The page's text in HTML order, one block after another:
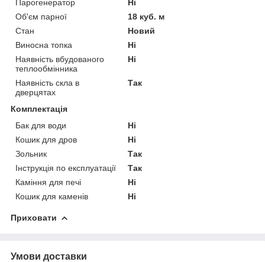
Парогенератор
Ні
Об'єм парної
18 куб. м
Стан
Новий
Виносна топка
Ні
Наявність вбудованого
теплообмінника
Ні
Наявність скла в
дверцятах
Так
Комплектація
Бак для води
Ні
Кошик для дров
Ні
Зольник
Так
Інструкція по експлуатації
Так
Каміння для печі
Ні
Кошик для каменів
Ні
Приховати
Умови доставки